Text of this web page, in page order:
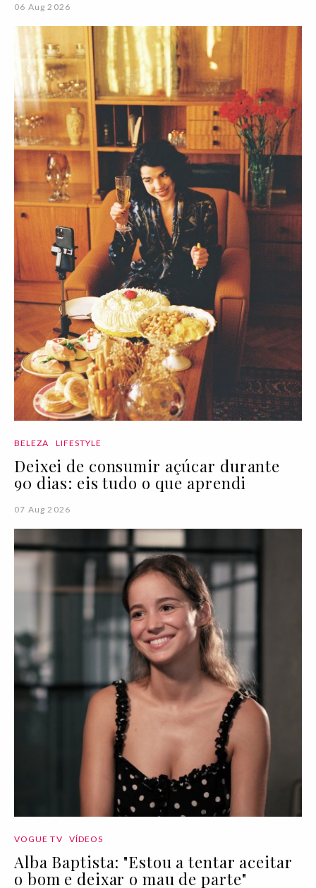
06 Aug 2026
BELEZA LIFESTYLE
Deixei de consumir açúcar durante
90 dias: eis tudo o que aprendi
07 Aug 2026
VOGUE TV VÍDEOS
Alba Baptista: "Estou a tentar aceitar
o bom e deixar o mau de parte"